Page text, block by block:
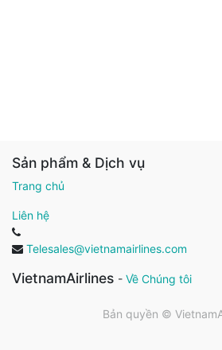
Sản phẩm & Dịch vụ
Trang chủ
Liên hệ
Telesales@vietnamairlines.com
VietnamAirlines - Về Chúng tôi
Bản quyền ©